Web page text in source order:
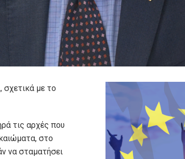
με το
τις αρχές που
στο
να σταματήσει